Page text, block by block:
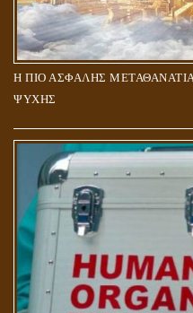
Η ΠΙΟ ΑΣΦΑΛΗΣ
ΨΥΧΗΣ